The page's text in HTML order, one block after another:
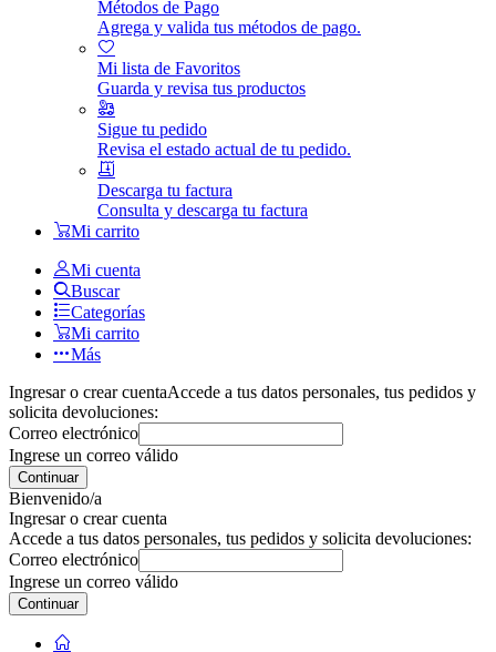
Métodos de Pago
Agrega y valida tus métodos de pago.
Mi lista de Favoritos
Guarda y revisa tus productos
Sigue tu pedido
Revisa el estado actual de tu pedido.
Descarga tu factura
Consulta y descarga tu factura
Mi carrito
Mi cuenta
Buscar
Categorías
Mi carrito
Más
Ingresar o crear cuentaAccede a tus datos personales, tus pedidos y
solicita devoluciones:
Correo electrónico
Ingrese un correo válido
Continuar
Bienvenido/a
Ingresar o crear cuenta
Accede a tus datos personales, tus pedidos y solicita devoluciones:
Correo electrónico
Ingrese un correo válido
Continuar